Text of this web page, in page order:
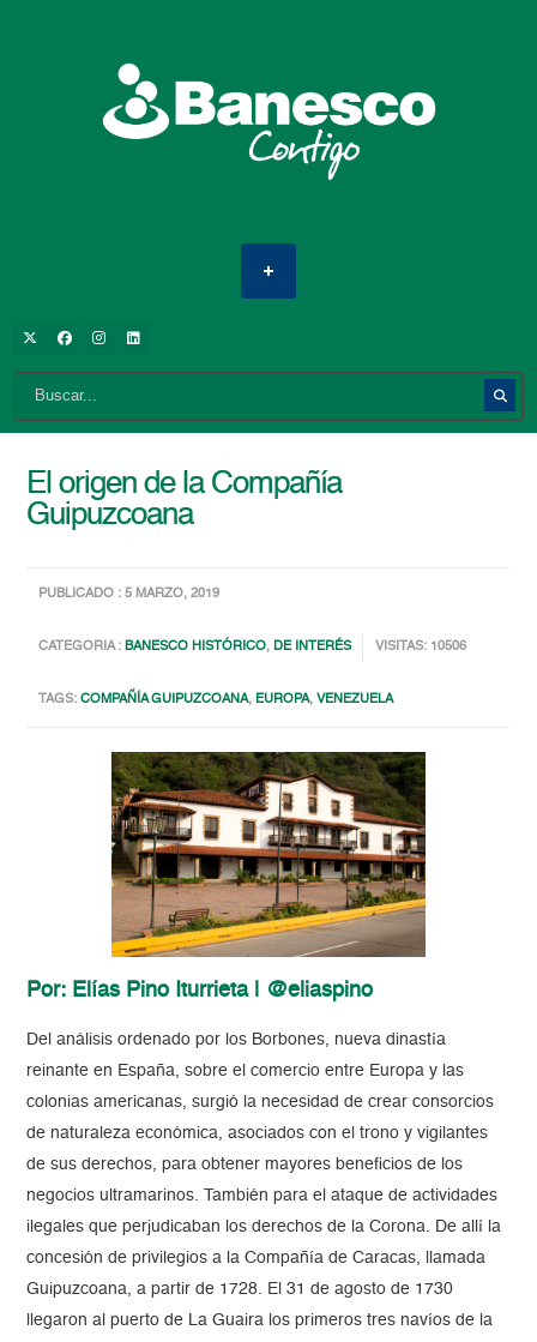
El origen de la Compañía
Guipuzcoana
PUBLICADO : 5 MARZO, 2019
CATEGORIA :BANESCO HISTÓRICO,DE INTERÉS VISITAS: 10506
TAGS:COMPAÑÍA GUIPUZCOANA, EUROPA,VENEZUELA
Por: Elías Pino Iturrieta | @eliaspino
Del análisis ordenado por los Borbones, nueva dinastía
reinante en España, sobre el comercio entre Europa y las
colonias americanas, surgió la necesidad de crear consorcios
de naturaleza económica, asociados con el trono y vigilantes
de sus derechos, para obtener mayores beneficios de los
negocios ultramarinos. También para el ataque de actividades
ilegales que perjudicaban los derechos de la Corona. De allí la
concesión de privilegios a la Compañía de Caracas, llamada
Guipuzcoana, a partir de 1728. El 31 de agosto de 1730
llegaron al puerto de La Guaira los primeros tres navíos de la